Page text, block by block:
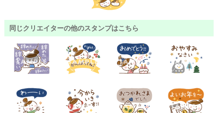
同じクリエイターの他のスタンプはこちら